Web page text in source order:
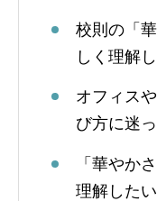
校則の「
しく理解
オフィス
び方に迷
「華やか
理解した